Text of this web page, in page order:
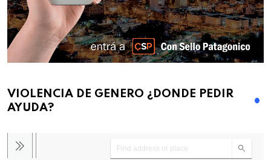
VIOLENCIA DE GENERO ¿DONDE PEDIR
AYUDA?